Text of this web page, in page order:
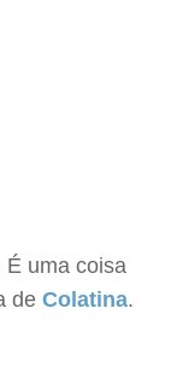
É uma coisa
de Colatina.